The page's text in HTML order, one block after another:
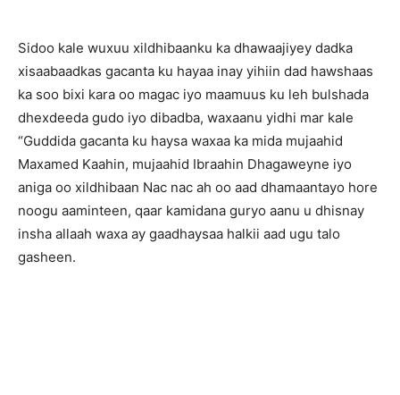
Sidoo kale wuxuu xildhibaanku ka dhawaajiyey dadka
xisaabaadkas gacanta ku hayaa inay yihiin dad hawshaas
ka soo bixi kara oo magac iyo maamuus ku leh bulshada
dhexdeeda gudo iyo dibadba, waxaanu yidhi mar kale
“Guddida gacanta ku haysa waxaa ka mida mujaahid
Maxamed Kaahin, mujaahid Ibraahin Dhagaweyne iyo
aniga oo xildhibaan Nac nac ah oo aad dhamaantayo hore
noogu aaminteen, qaar kamidana guryo aanu u dhisnay
insha allaah waxa ay gaadhaysaa halkii aad ugu talo
gasheen.